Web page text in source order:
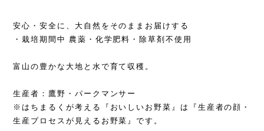
安心・安全に、大自然をそのままお届けする
・栽培期間中 農薬・化学肥料・除草剤不使用
富山の豊かな大地と水で育て収穫。
生産者：鷹野・パークマンサー
※はちまるくが考える『おいしいお野菜』は『生産者の顔・
生産プロセスが見えるお野菜』です。